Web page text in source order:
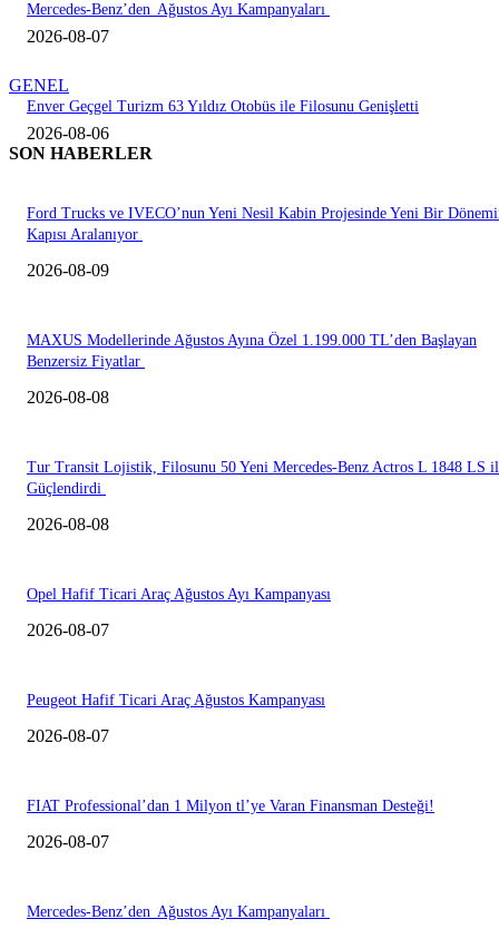
Mercedes-Benz’den Ağustos Ayı Kampanyaları
2026-08-07
GENEL
Enver Geçgel Turizm 63 Yıldız Otobüs ile Filosunu Genişletti
2026-08-06
SON HABERLER
Ford Trucks ve IVECO’nun Yeni Nesil Kabin Projesinde Yeni Bir
Kapısı Aralanıyor
2026-08-09
MAXUS Modellerinde Ağustos Ayına Özel 1.199.000 TL’den Başlayan
Benzersiz Fiyatlar
2026-08-08
Tur Transit Lojistik, Filosunu 50 Yeni Mercedes-Benz Actros L 1848 LS
Güçlendirdi
2026-08-08
Opel Hafif Ticari Araç Ağustos Ayı Kampanyası
2026-08-07
Peugeot Hafif Ticari Araç Ağustos Kampanyası
2026-08-07
FIAT Professional’dan 1 Milyon tl’ye Varan Finansman Desteği!
2026-08-07
Mercedes-Benz’den Ağustos Ayı Kampanyaları